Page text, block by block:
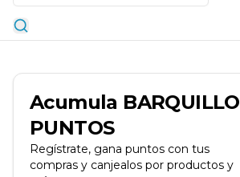
Acumula BARQUILLO
PUNTOS
Regístrate, gana puntos con tus
compras y canjealos por productos y